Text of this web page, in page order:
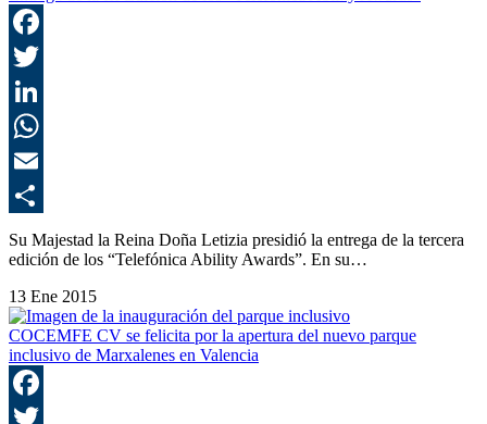
Su Majestad la Reina Doña Letizia presidió la entrega de la tercera
edición de los “Telefónica Ability Awards”. En su…
13 Ene 2015
COCEMFE CV se felicita por la apertura del nuevo parque
inclusivo de Marxalenes en Valencia